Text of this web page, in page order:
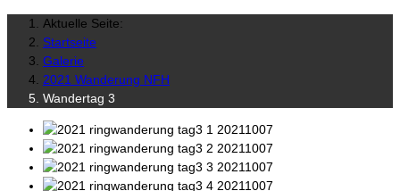
Aktuelle Seite:
Startseite
Galerie
2021 Wanderung NFH
Wandertag 3